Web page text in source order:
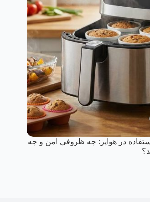
در هواپز: چه ظروفی امن و چه